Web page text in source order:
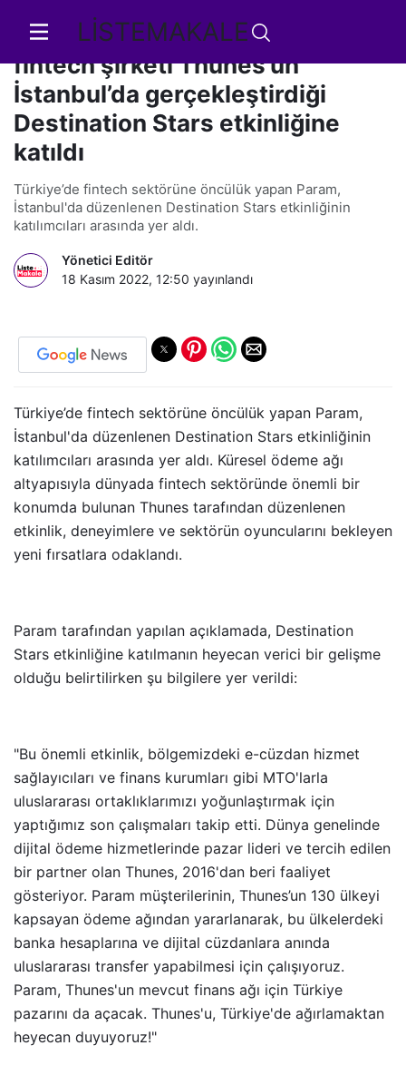
LİSTEMAKALE
Param, dünyanın önde gelen
fintech şirketi Thunes’un
İstanbul’da gerçekleştirdiği
Destination Stars etkinliğine
katıldı
Türkiye’de fintech sektörüne öncülük yapan Param,
İstanbul'da düzenlenen Destination Stars etkinliğinin
katılımcıları arasında yer aldı.
Yönetici Editör
18 Kasım 2022, 12:50 yayınlandı
Türkiye’de fintech sektörüne öncülük yapan Param,
İstanbul'da düzenlenen Destination Stars etkinliğinin
katılımcıları arasında yer aldı. Küresel ödeme ağı
altyapısıyla dünyada fintech sektöründe önemli bir
konumda bulunan Thunes tarafından düzenlenen
etkinlik, deneyimlere ve sektörün oyuncularını bekleyen
yeni fırsatlara odaklandı.
Param tarafından yapılan açıklamada, Destination
Stars etkinliğine katılmanın heyecan verici bir gelişme
olduğu belirtilirken şu bilgilere yer verildi:
"Bu önemli etkinlik, bölgemizdeki e-cüzdan hizmet
sağlayıcıları ve finans kurumları gibi MTO'larla
uluslararası ortaklıklarımızı yoğunlaştırmak için
yaptığımız son çalışmaları takip etti. Dünya genelinde
dijital ödeme hizmetlerinde pazar lideri ve tercih edilen
bir partner olan Thunes, 2016'dan beri faaliyet
gösteriyor. Param müşterilerinin, Thunes’un 130 ülkeyi
kapsayan ödeme ağından yararlanarak, bu ülkelerdeki
banka hesaplarına ve dijital cüzdanlara anında
uluslararası transfer yapabilmesi için çalışıyoruz.
Param, Thunes'un mevcut finans ağı için Türkiye
pazarını da açacak. Thunes'u, Türkiye'de ağırlamaktan
heyecan duyuyoruz!"